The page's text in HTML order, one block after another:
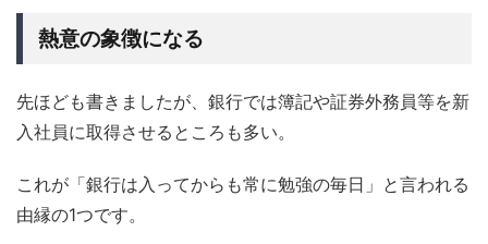
熱意の象徴になる
先ほども書きましたが、銀行では簿記や証券外務員等を新
入社員に取得させるところも多い。
これが「銀行は入ってからも常に勉強の毎日」と言われる
由縁の1つです。